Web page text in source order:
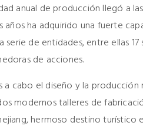
anual de producción llegó a
ha adquirido una fuerte
serie de entidades, entre ellas 17
de acciones.
a cabo el diseño y la producción
modernos talleres de
hermoso destino turístico